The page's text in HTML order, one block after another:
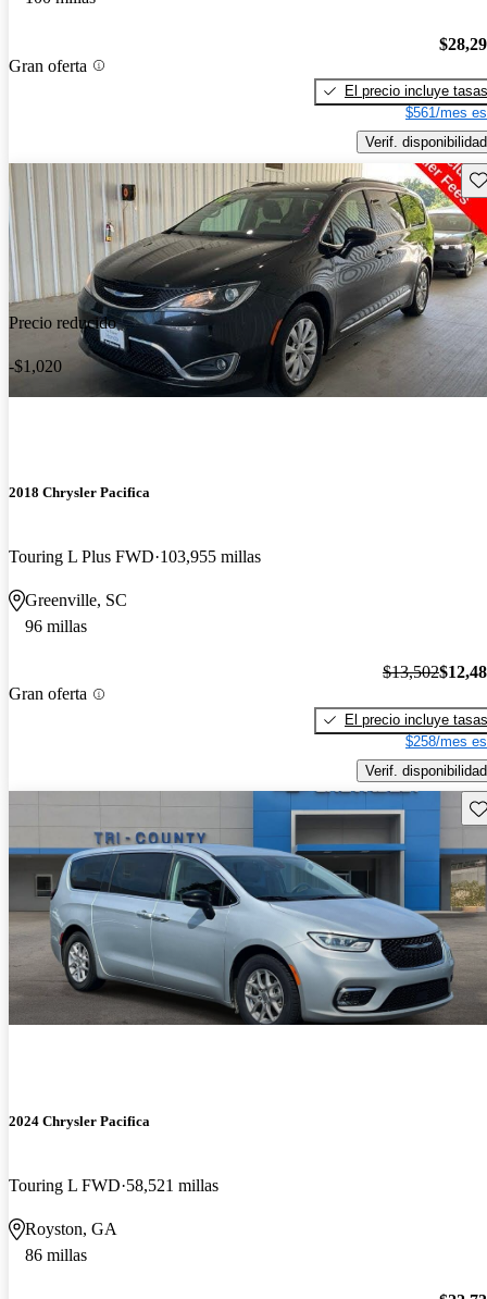
Gran oferta
El precio incluye tasas
$561/mes
Verif. disponibilidad
Precio reducido
-$1,020
2018 Chrysler Pacifica
Touring L Plus FWD 103,955 millas
Greenville, SC
96 millas
Gran oferta
$13,502
El precio incluye tasas
$258/mes
Verif. disponibilidad
2024 Chrysler Pacifica
Touring L FWD 58,521 millas
Royston, GA
86 millas